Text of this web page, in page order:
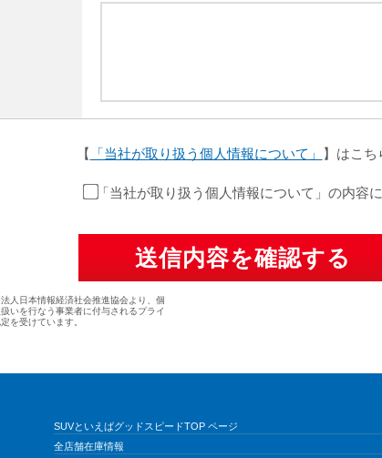
【 「当社が取り扱う個人情報について」 】はこち
「当社が取り扱う個人情報について」の内容
SUVといえばグッドスピードTOP ページ
全店舗在庫情報
人日本情報経済社会推進協会より、個
いを行なう事業者に付与されるプライ
を受けています。